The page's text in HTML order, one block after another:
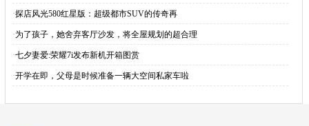
·探店风光580红星版：超级都市SUV的传奇再
·为了孩子，她舍弃客厅沙发，将全屋规划的超合理
·七夕妻爱:荣耀7i发布新机开箱图赏
·开学在即，父母是时候准备一辆大空间私家车啦